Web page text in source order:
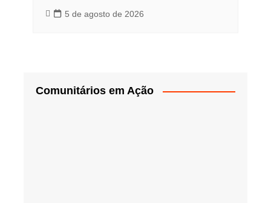
5 de agosto de 2026
Comunitários em Ação